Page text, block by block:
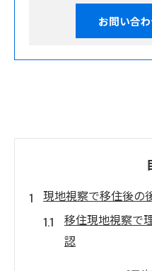
お問い合
現地視察で移住後の
移住現地視察で
認
移住後に後悔し